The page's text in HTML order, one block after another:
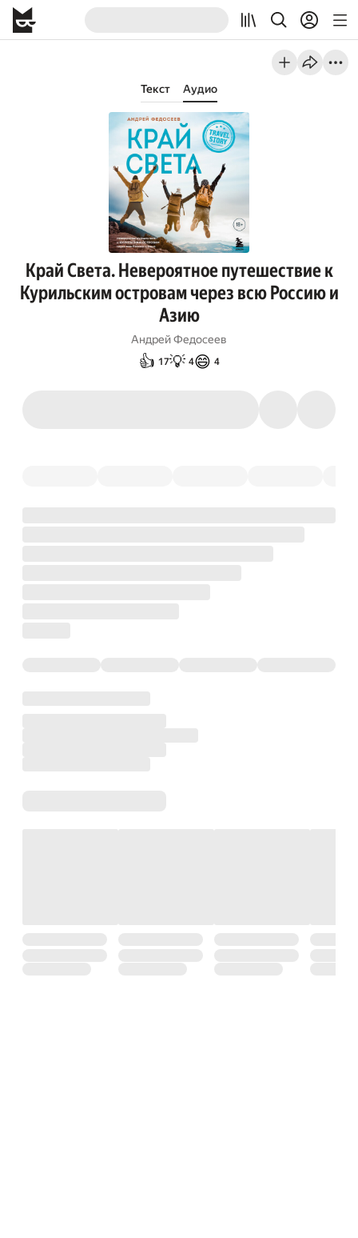
Текст Аудио
Край Света. Невероятное путешествие к
Курильским островам через всю Россию и
Азию
Андрей Федосеев
👍 17💡 4😄 4